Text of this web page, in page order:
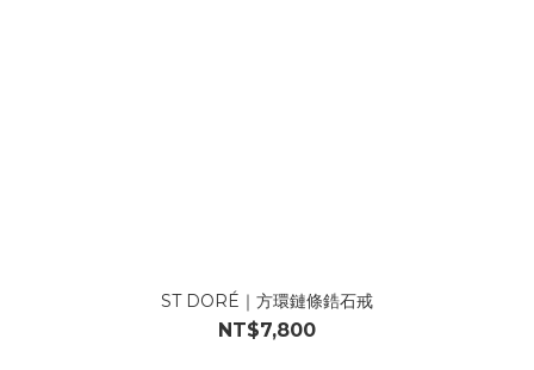
ST DORÉ｜方環鏈條鋯石戒
NT$7,800